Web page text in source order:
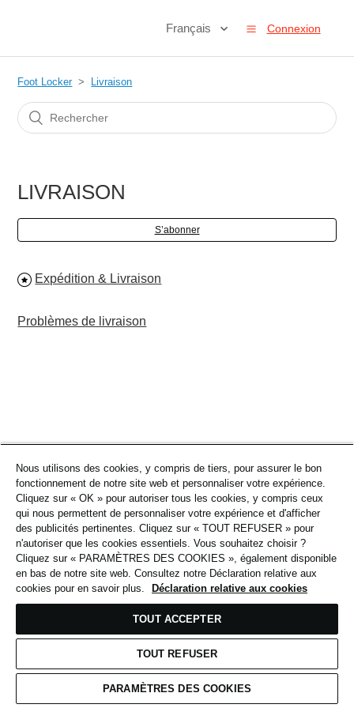
Français Connexion
Foot Locker Livraison
LIVRAISON
S’abonner
Expédition & Livraison
Problèmes de livraison
Nous utilisons des cookies, y compris de tiers, pour assurer le bon
fonctionnement de notre site web et personnaliser votre expérience.
Cliquez sur « OK » pour autoriser tous les cookies, y compris ceux
qui nous permettent de personnaliser votre expérience et d'afficher
des publicités pertinentes. Cliquez sur « TOUT REFUSER » pour
n'autoriser que les cookies essentiels. Vous souhaitez choisir ?
Cliquez sur « PARAMÈTRES DES COOKIES », également disponible
en bas de notre site web. Consultez notre Déclaration relative aux
cookies pour en savoir plus.
Déclaration relative aux cookies
TOUT ACCEPTER
TOUT REFUSER
PARAMÈTRES DES COOKIES